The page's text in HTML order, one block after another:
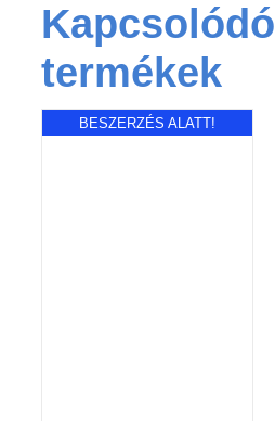
Kapcsolódó
termékek
BESZERZÉS ALATT!